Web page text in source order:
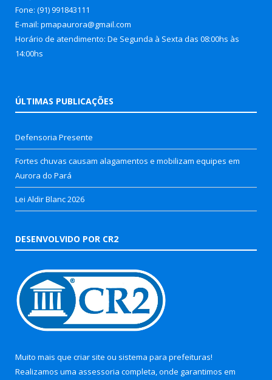
Fone: (91) 991843111
E-mail: pmapaurora@gmail.com
Horário de atendimento: De Segunda à Sexta das 08:00hs às
14:00hs
ÚLTIMAS PUBLICAÇÕES
Defensoria Presente
Fortes chuvas causam alagamentos e mobilizam equipes em
Aurora do Pará
Lei Aldir Blanc 2026
DESENVOLVIDO POR CR2
Muito mais que criar site ou sistema para prefeituras!
Realizamos uma assessoria completa, onde garantimos em